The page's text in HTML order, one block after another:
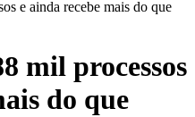
e ainda recebe mais do que
mil processos
do que